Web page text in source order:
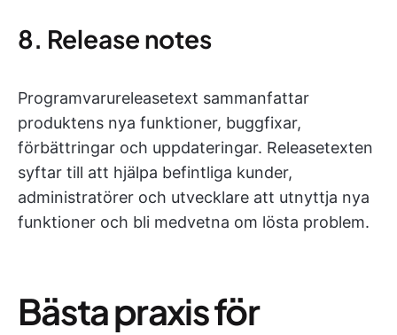
8. Release notes
Programvarureleasetext sammanfattar
produktens nya funktioner, buggfixar,
förbättringar och uppdateringar. Releasetexten
syftar till att hjälpa befintliga kunder,
administratörer och utvecklare att utnyttja nya
funktioner och bli medvetna om lösta problem.
Bästa praxis för